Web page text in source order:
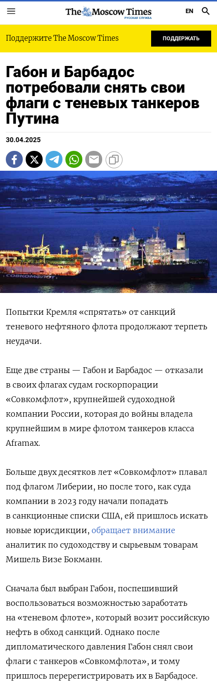
РУССКАЯ СЛУЖБА
EN
Поддержите The Moscow Times ПОДДЕРЖАТЬ
Габон и Барбадос
потребовали снять свои
флаги с теневых танкеров
Путина
30.04.2025
Попытки Кремля «спрятать» от санкций
теневого нефтяного флота продолжают терпеть
неудачи.
Еще две страны — Габон и Барбадос — отказали
в своих флагах судам госкорпорации
«Совкомфлот», крупнейшей судоходной
компании России, которая до войны владела
крупнейшим в мире флотом танкеров класса
Aframax.
Больше двух десятков лет «Совкомфлот» плавал
под флагом Либерии, но после того, как суда
компании в 2023 году начали попадать
в санкционные списки США, ей пришлось искать
новые юрисдикции, обращает внимание
аналитик по судоходству и сырьевым товарам
Мишель Визе Бокманн.
Сначала был выбран Габон, поспешивший
воспользоваться возможностью заработать
на «теневом флоте», который возит российскую
нефть в обход санкций. Однако после
дипломатического давления Габон снял свои
флаги с танкеров «Совкомфлота», и тому
пришлось перерегистрировать их в Барбадосе.